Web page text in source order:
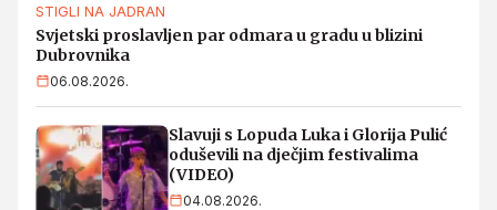
STIGLI NA JADRAN
Svjetski proslavljen par odmara u gradu u blizini
Dubrovnika
06.08.2026.
Slavuji s Lopuda Luka i Glorija Pulić
oduševili na dječjim festivalima
(VIDEO)
04.08.2026.